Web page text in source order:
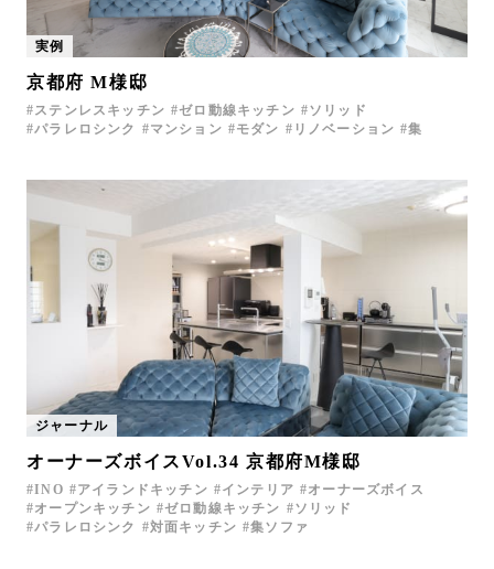
実例
京都府 M様邸
ステンレスキッチン ゼロ動線キッチン
ソリッド
パラレロシンク
マンション モダン リノベーション 集
ジャーナル
オーナーズボイスVol.34 京都府M様邸
INO アイランドキッチン インテリア
オーナーズボイス
オープンキッチン
ゼロ動線キッチン
ソリッド
パラレロシンク
対面キッチン 集ソファ